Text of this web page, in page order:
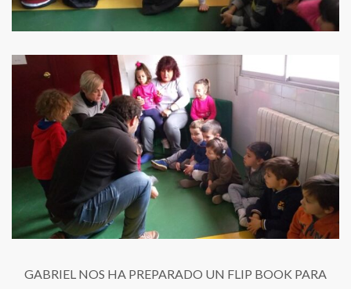
GABRIEL NOS HA PREPARADO UN FLIP BOOK PARA